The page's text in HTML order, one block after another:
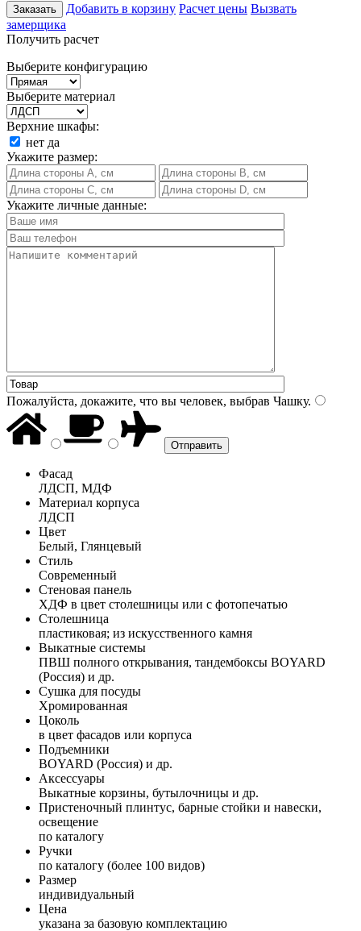
Заказать Добавить в корзину Расчет цены Вызвать
замерщика
Получить расчет
Выберите конфигурацию
Выберите материал
Верхние шкафы:
нет да
Укажите размер:
Укажите личные данные:
Пожалуйста, докажите, что вы человек, выбрав Чашку.
Фасад
ЛДСП, МДФ
Материал корпуса
ЛДСП
Цвет
Белый, Глянцевый
Стиль
Современный
Стеновая панель
ХДФ в цвет столешницы или с фотопечатью
Столешница
пластиковая; из искусственного камня
Выкатные системы
ПВШ полного открывания, тандембоксы BOYARD
(Россия) и др.
Сушка для посуды
Хромированная
Цоколь
в цвет фасадов или корпуса
Подъемники
BOYARD (Россия) и др.
Аксессуары
Выкатные корзины, бутылочницы и др.
Пристеночный плинтус, барные стойки и навески,
освещение
по каталогу
Ручки
по каталогу (более 100 видов)
Размер
индивидуальный
Цена
указана за базовую комплектацию